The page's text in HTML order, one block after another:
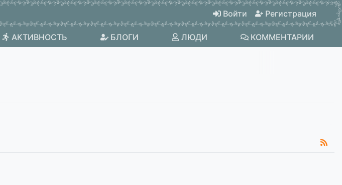
Войти Регистрация
АКТИВНОСТЬ БЛОГИ ЛЮДИ КОММЕНТАРИИ